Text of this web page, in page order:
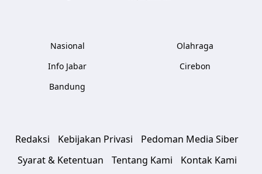
Nasional
Info Jabar
Bandung
Olahraga
Cirebon
Redaksi Kebijakan Privasi
Pedoman Media Siber
Syarat & Ketentuan
Tentang Kami
Kontak Kami